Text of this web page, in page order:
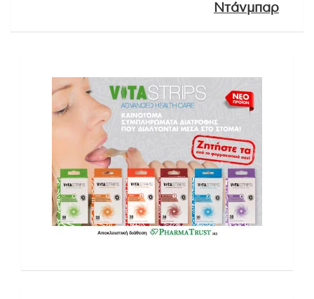
Ντάνμπαρ